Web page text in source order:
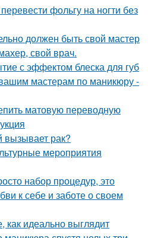
фольгу на ногти без
должен быть свой мастер
свой врач.
с эффектом блеска для губ
мастерам по маникюру -
матовую переводную
вызывает рак?
мероприятия
набор процедур, это
к себе и заботе о своем
как идеально выглядит